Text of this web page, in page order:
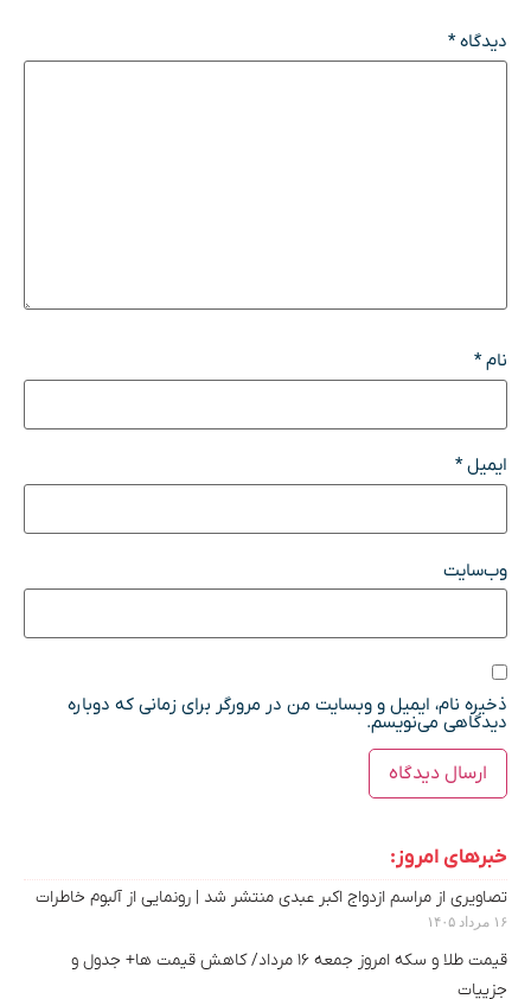
دیدگاه*
نام*
ایمیل*
وب‌سایت
ذخیره نام، ایمیل و وبسایت من در مرورگر برای زمانی که دوباره
دیدگاهی می‌نویسم.
خبرهای امروز:
تصاویری از مراسم ازدواج اکبر عبدی منتشر شد | رونمایی از آلبوم خاطرات
۱۶ مرداد ۱۴۰۵
قیمت طلا و سکه امروز جمعه ۱۶ مرداد/ کاهش قیمت ها+ جدول و
جزییات